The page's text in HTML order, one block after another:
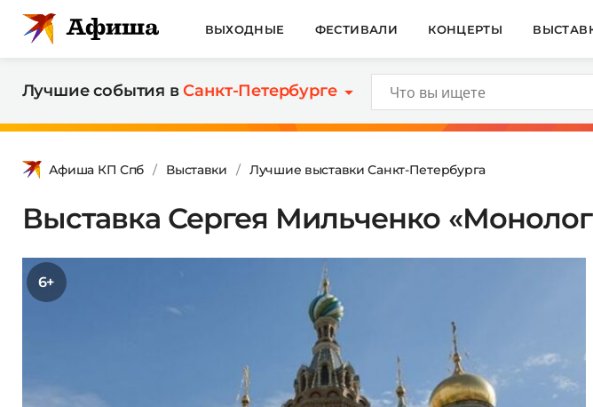
ВЫХОДНЫЕ ФЕСТИВАЛИ КОНЦЕРТЫ
Лучшие события вСанкт-Петербурге
Афиша КП Спб Выставки Лучшие выставки Санкт-Петербурга
Выставка Сергея Мильченко
6+